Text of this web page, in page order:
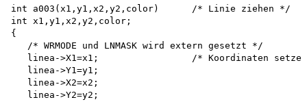
int a003(x1,y1,x2,y2,color)      /* Linie ziehen */
int x1,y1,x2,y2,color;
{
   /* WRMODE und LNMASK wird extern gesetzt */
linea->X1=x1;                 /* Koordinaten
   linea->Y1=y1;
   linea->X2=x2;
   linea->Y2=y2;